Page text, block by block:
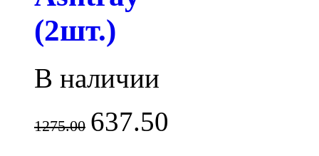
(2шт.)
В наличии
1275.00 637.50